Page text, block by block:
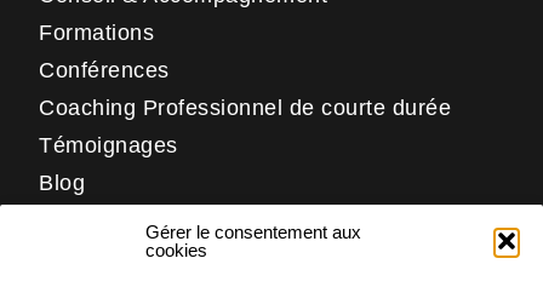
Gérer le consentement aux
cookies
Formations
Conférences
Coaching Professionnel de courte durée
Témoignages
Blog